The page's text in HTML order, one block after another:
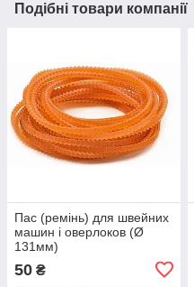
Подібні товари компанії
Пас (ремінь) для швейних
машин і оверлоков (Ø
131мм)
50 ₴